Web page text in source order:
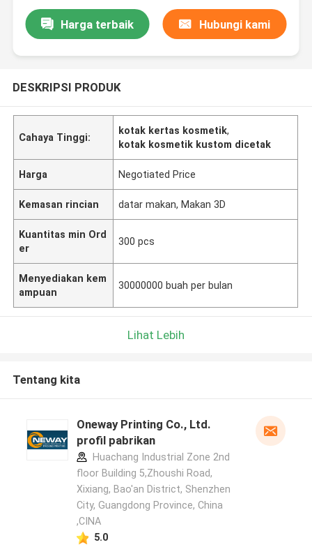
Harga terbaik Hubungi kami
DESKRIPSI PRODUK
Cahaya Tinggi:
kotak kertas kosmetik,
kotak kosmetik kustom dicetak
Harga Negotiated Price
Kemasan rincian datar makan, Makan 3D
Kuantitas min Ord
er
300 pcs
Menyediakan kem
ampuan
30000000 buah per bulan
Lihat Lebih
Tentang kita
Oneway Printing Co., Ltd.
profil pabrikan
Huachang Industrial Zone 2nd
floor Building 5,Zhoushi Road,
Xixiang, Bao'an District, Shenzhen
City, Guangdong Province, China
,CINA
5.0